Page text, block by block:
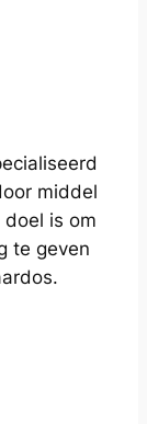
middel
is om
te geven